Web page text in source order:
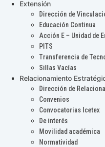
Extensión
Dirección de
Educación Continua
Acción E – Unidad de
PITS
Transferencia de
Sillas Vacías
Relacionamiento
Dirección de
Convenios
Convocatorias Icetex
De interés
Movilidad académica
Normatividad